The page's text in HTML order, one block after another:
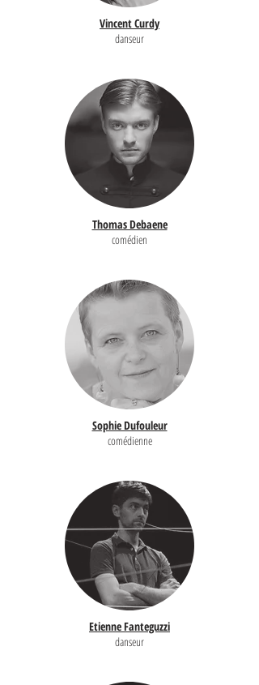
Vincent Curdy
danseur
Thomas Debaene
comédien
Sophie Dufouleur
comédienne
Etienne Fanteguzzi
danseur